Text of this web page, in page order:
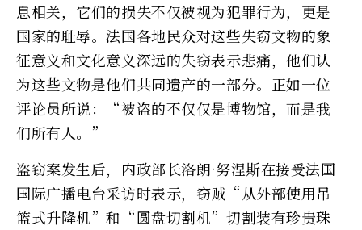
息相关，它们的损失不仅被视为犯罪行为，更是
国家的耻辱。法国各地民众对这些失窃文物的象
征意义和文化意义深远的失窃表示悲痛，他们认
为这些文物是他们共同遗产的一部分。正如一位
评论员所说：“被盗的不仅仅是博物馆，而是我
们所有人。”
盗窃案发生后，内政部长洛朗·努涅斯在接受法国
国际广播电台采访时表示，窃贼“从外部使用吊
篮式升降机”和“圆盘切割机”切割装有珍贵珠